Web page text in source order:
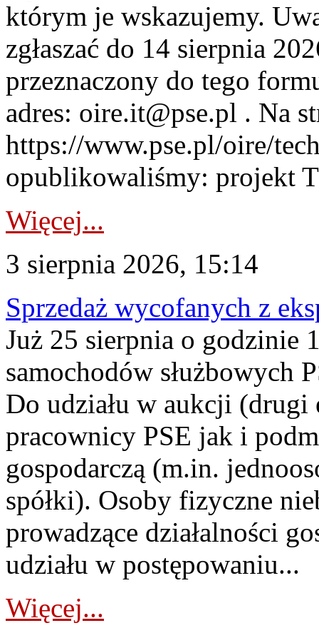
którym je wskazujemy.
zgłaszać do 14 sierpnia
przeznaczony do tego
adres: oire.it@pse.pl . Na
https://www.pse.pl/oire/
opublikowaliśmy: projekt
Więcej...
3 sierpnia 2026, 15:14
Sprzedaż wycofanych z
Już 25 sierpnia o godzinie
samochodów służbowych
Do udziału w aukcji (drugi
pracownicy PSE jak i
gospodarczą (m.in.
spółki). Osoby fizyczne
prowadzące działalności
udziału w postępowaniu...
Więcej...